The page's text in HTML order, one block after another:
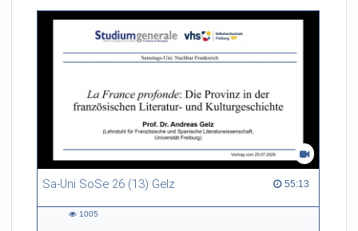
Sa-Uni SoSe 26 (13) Gelz 55:13
55:13 duration
1005